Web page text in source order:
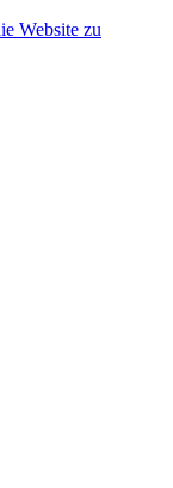
Website zu